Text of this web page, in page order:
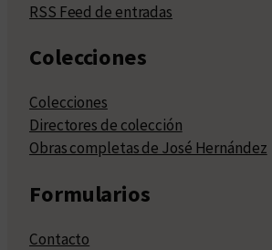
RSS Feed de entradas
Colecciones
Colecciones
Directores de colección
Obras completas de José Hernández
Formularios
Contacto